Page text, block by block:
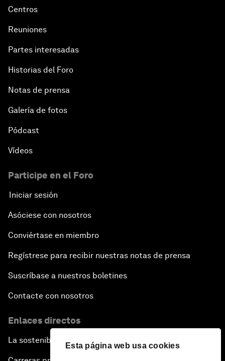
Esta página web usa cookies
Centros
Reuniones
Partes interesadas
Historias del Foro
Notas de prensa
Galería de fotos
Pódcast
Vídeos
Participe en el Foro
Iniciar sesión
Asóciese con nosotros
Conviértase en miembro
Regístrese para recibir nuestras notas de prensa
Suscríbase a nuestros boletines
Contacte con nosotros
Enlaces directos
La sostenibilidad en el Foro